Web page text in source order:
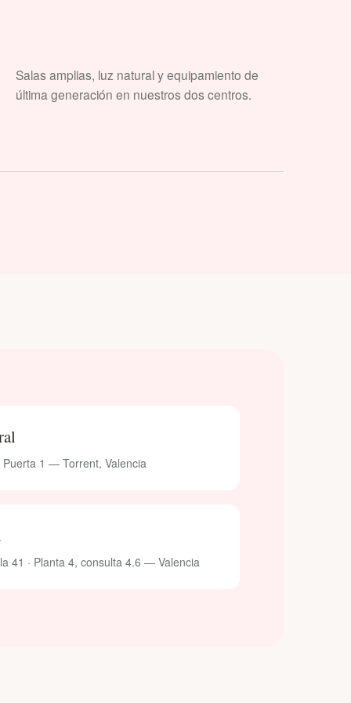
Salas amplias, luz natural y equipamiento de
última generación en nuestros dos centros.
Puerta 1 — Torrent, Valencia
41 · Planta 4, consulta 4.6 — Valencia